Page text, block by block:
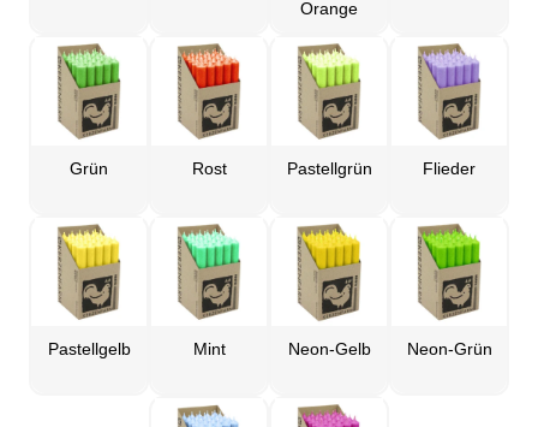
Orange
Grün Rost Pastellgrün Flieder
Pastellgelb Mint Neon-Gelb Neon-Grün